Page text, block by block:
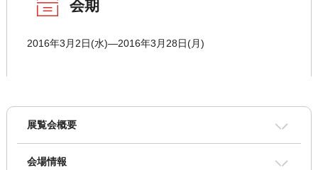
会期
2016年3月2日(水)―2016年3月28日(月)
展覧会概要
会場情報